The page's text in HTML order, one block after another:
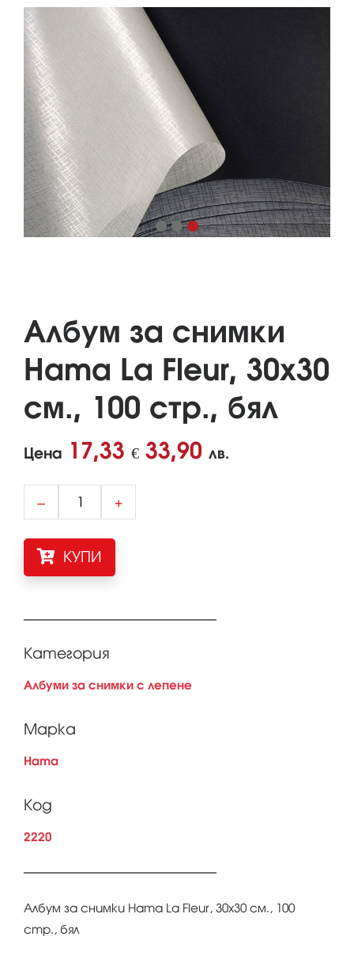
Албум за снимки
Hama La Fleur, 30х30
см., 100 стр., бял
Цена 17,33 € 33,90 лв.
– +
КУПИ
Категория
Албуми за снимки с лепене
Марка
Hama
Код
2220
Албум за снимки Hama La Fleur, 30х30 см., 100
стр., бял